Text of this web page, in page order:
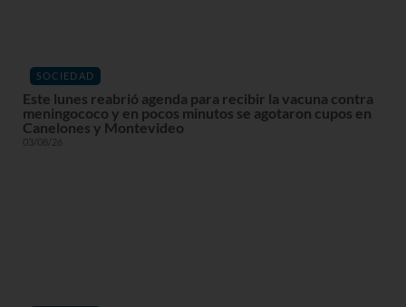
SOCIEDAD
Este lunes reabrió agenda para recibir la vacuna contra
meningococo y en pocos minutos se agotaron cupos en
Canelones y Montevideo
03/08/26